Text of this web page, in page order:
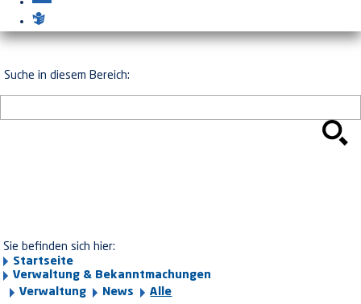
Suche in diesem Bereich:
Sie befinden sich hier:
Startseite
Verwaltung & Bekanntmachungen
Verwaltung
News Alle